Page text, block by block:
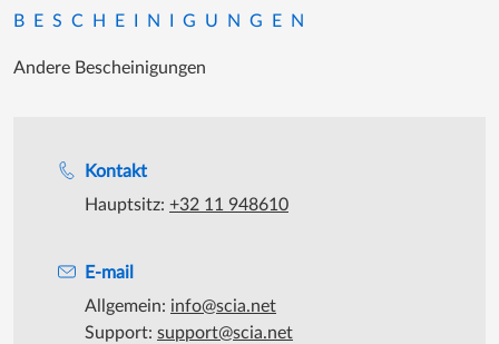
Kontakt
Hauptsitz: +32 11 948610
E-mail
Allgemein: info@scia.net
Support: support@scia.net
BESCHEINIGUNGEN
Andere Bescheinigungen